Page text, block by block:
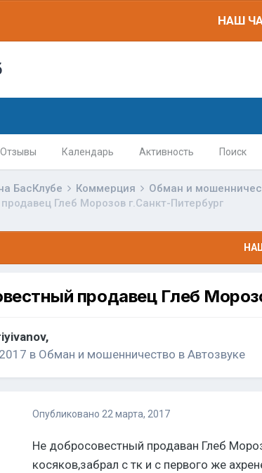
НАШ
Отзывы Календарь Активность Поиск
БасКлубе Коммерция
Обман и
Глеб Морозов г.Санкт-Питербург
продавец Глеб
,
в Обман и мошенничество в Автозвуке
Опубликовано 22 марта, 2017
Не добросовестный продаван Глеб
косяков,забрал с тк и с первого же